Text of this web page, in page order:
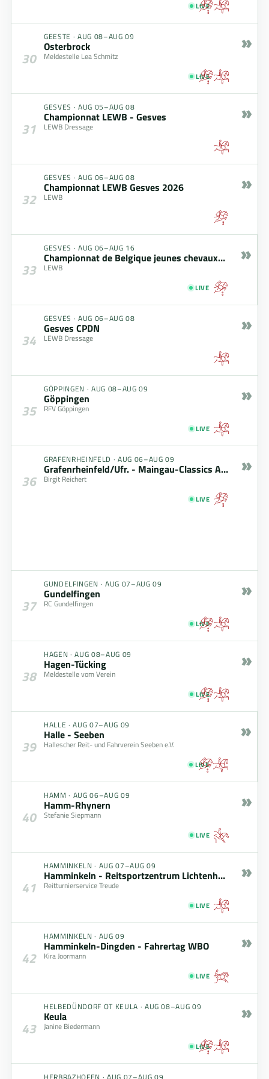
LIVE
30
GEESTE · AUG 08–AUG 09
Osterbrock
Meldestelle Lea Schmitz
LIVE
»
31
GESVES · AUG 05–AUG 08
Championnat LEWB - Gesves
LEWB Dressage
»
32
GESVES · AUG 06–AUG 08
Championnat LEWB Gesves 2026
LEWB
»
33
GESVES · AUG 06–AUG 16
Championnat de Belgique jeunes chevaux- Belgisch kampioenschap jonge paarden
LEWB
LIVE
»
34
GESVES · AUG 06–AUG 08
Gesves CPDN
LEWB Dressage
»
35
GÖPPINGEN · AUG 08–AUG 09
Göppingen
RFV Göppingen
LIVE
»
36
GRAFENRHEINFELD · AUG 06–AUG 09
Grafenrheinfeld/Ufr. - Maingau-Classics August 2026
Birgit Reichert
LIVE
»
37
GUNDELFINGEN · AUG 07–AUG 09
Gundelfingen
RC Gundelfingen
LIVE
»
38
HAGEN ·AUG 08–AUG 09
Hagen-Tücking
Meldestelle vom Verein
LIVE
»
39
HALLE ·AUG 07–AUG 09
Halle - Seeben
Hallescher Reit- und Fahrverein Seeben e.V.
LIVE
»
40
HAMM · AUG 06–AUG 09
Hamm-Rhynern
Stefanie Siepmann
LIVE
»
41
HAMMINKELN · AUG 07–AUG 09
Hamminkeln - Reitsportzentrum Lichtenholz
Reitturnierservice Treude
LIVE
»
42
HAMMINKELN · AUG 09
Hamminkeln-Dingden - Fahrertag WBO
Kira Joormann
LIVE
»
43
HELBEDÜNDORF OT KEULA · AUG 08–AUG 09
Keula
Janine Biedermann
LIVE
»